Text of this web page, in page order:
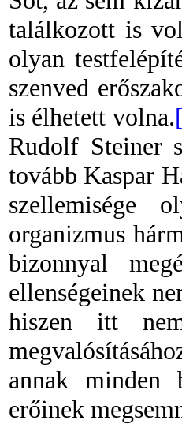
találkozott is
olyan
szenved
is élhetett volna.
Rudolf Steiner
tovább Kaspar
szellemisége
organizmus
bizonnyal
ellenségeinek
hiszen itt
annak minden
erőinek